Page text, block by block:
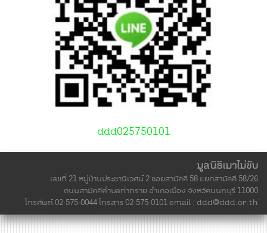
ddd025750101
มูลนิธิเมาไม่ขับ
เลขที่ 21 หมู่บ้านประชานิเวศน์ 2 ซอยสามัคคี 58 แยกสามัคคี 58/26
ถนนสามัคคีตำบลท่าทราย อำเภอเมือง จังหวัดนนทบุรี 11000
โทรศัพท์ 02-575-0044 โทรสาร 02-575-0101 email : ddd@ddd.or.th